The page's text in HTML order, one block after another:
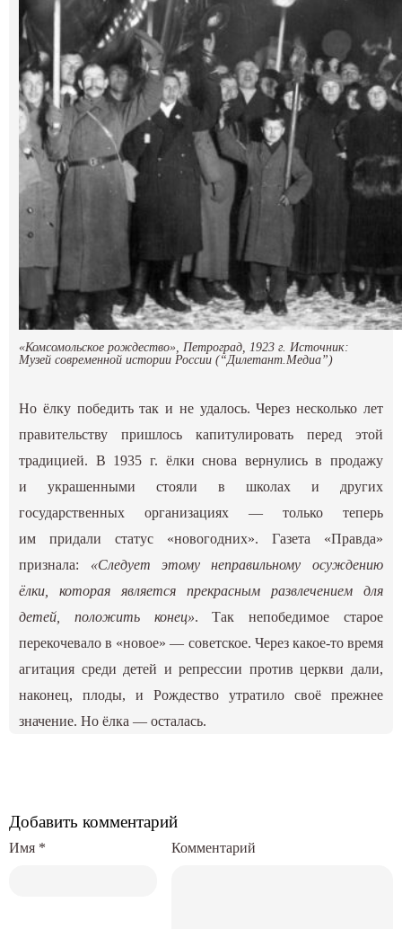
«Комсомольское рождество», Петроград, 1923 г. Источник:
Музей современной истории России (“Дилетант.Медиа”)
Но ёлку победить так и не удалось. Через несколько лет
правительству пришлось капитулировать перед этой
традицией. В 1935 г. ёлки снова вернулись в продажу
и украшенными стояли в школах и других
государственных организациях — только теперь
им придали статус «новогодних». Газета «Правда»
признала: «Следует этому неправильному осуждению
ёлки, которая является прекрасным развлечением для
детей, положить конец». Так непобедимое старое
перекочевало в «новое» — советское. Через какое-то время
агитация среди детей и репрессии против церкви дали,
наконец, плоды, и Рождество утратило своё прежнее
значение. Но ёлка — осталась.
Добавить комментарий
Комментарий
Имя *